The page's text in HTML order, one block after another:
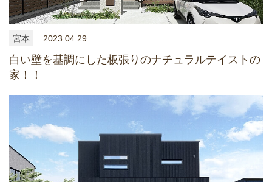
宮本 2023.04.29
白い壁を基調にした板張りのナチュラルテイストの
家！！